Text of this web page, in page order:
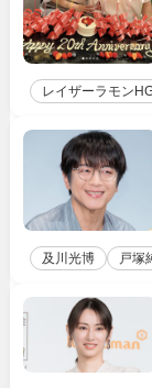
レイザーラモン
及川光博 戸塚